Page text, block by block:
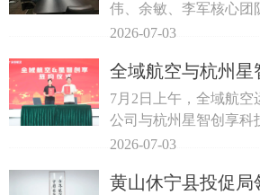
伟、余敏、李军核心团
州初灵信息技术股份有
热情接待，双方围绕算
配套建设、重点项目协
开深度交流，达成多项
意向，取得丰硕洽谈成
2026-07-03
全域航空与杭州星
公司签署合作协
经济新格局
7月2日上午，全域航空
公司与杭州星智创享科
域航空中国飞谷基地现
次低空产业合作新格局
2026-07-03
黄山休宁县投促局